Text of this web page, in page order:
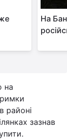
На
на
районі
зазнав